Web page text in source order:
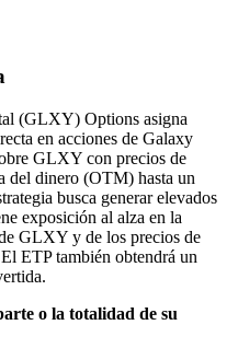
(GLXY) Options asigna
en acciones de Galaxy
GLXY con precios de
del dinero (OTM) hasta un
busca generar elevados
exposición al alza en la
GLXY y de los precios de
ETP también obtendrá un
o la totalidad de su